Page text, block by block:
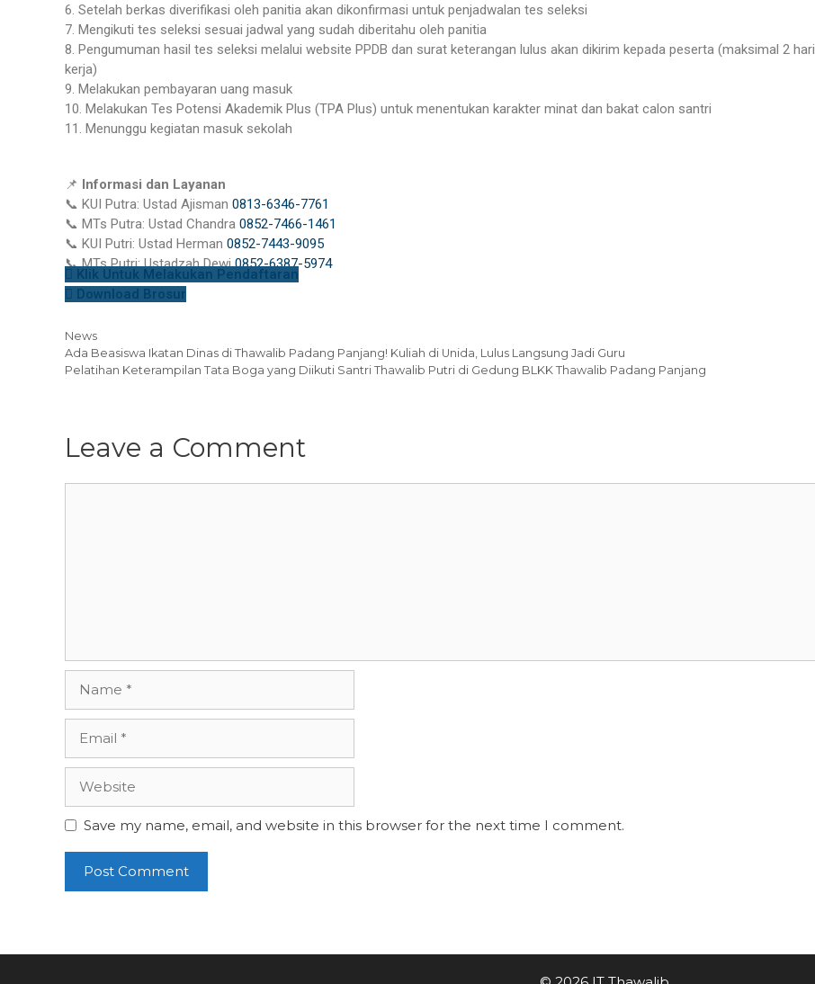
6. Setelah berkas diverifikasi oleh panitia akan dikonfirmasi untuk penjadwalan tes seleksi
7. Mengikuti tes seleksi sesuai jadwal yang sudah diberitahu oleh panitia
8. Pengumuman hasil tes seleksi melalui website PPDB dan surat keterangan lulus akan dikirim kepada peserta (maksimal 2 hari
kerja)
9. Melakukan pembayaran uang masuk
10. Melakukan Tes Potensi Akademik Plus (TPA Plus) untuk menentukan karakter minat dan bakat calon santri
11. Menunggu kegiatan masuk sekolah
📌
Informasi dan Layanan
📞 KUI Putra: Ustad Ajisman 0813-6346-7761
📞 MTs Putra: Ustad Chandra 0852-7466-1461
📞 KUI Putri: Ustad Herman 0852-7443-9095
📞 MTs Putri: Ustadzah Dewi0852-6387-5974
Klik Untuk Melakukan Pendaftaran
Download Brosur
Categories
News
Ada Beasiswa Ikatan Dinas di Thawalib Padang Panjang! Kuliah di Unida, Lulus Langsung Jadi Guru
Pelatihan Keterampilan Tata Boga yang Diikuti Santri Thawalib Putri di Gedung BLKK Thawalib Padang Panjang
Leave a Comment
Save my name, email, and website in this browser for the next time I comment.